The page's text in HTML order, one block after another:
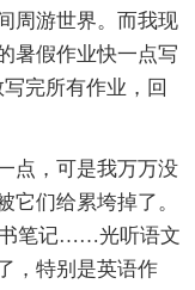
周游世界。而我现
暑假作业快一点写
完所有作业，回
点，可是我万万没
它们给累垮掉了。
书笔记……光听语文
，特别是英语作